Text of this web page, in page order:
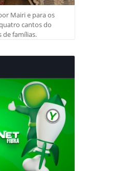
Mairi e para os
cantos do
famílias.